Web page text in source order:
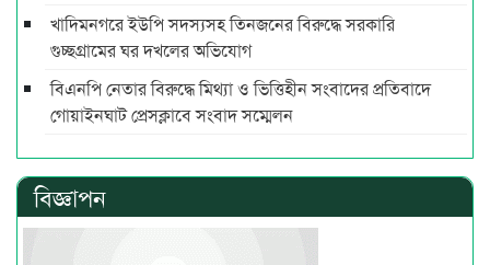
খাদিমনগরে ইউপি সদস্যসহ তিনজনের বিরুদ্ধে সরকারি
গুচ্ছগ্রামের ঘর দখলের অভিযোগ
বিএনপি নেতার বিরুদ্ধে মিথ্যা ও ভিত্তিহীন সংবাদের প্রতিবাদে
গোয়াইনঘাট প্রেসক্লাবে সংবাদ সম্মেলন
বিজ্ঞাপন